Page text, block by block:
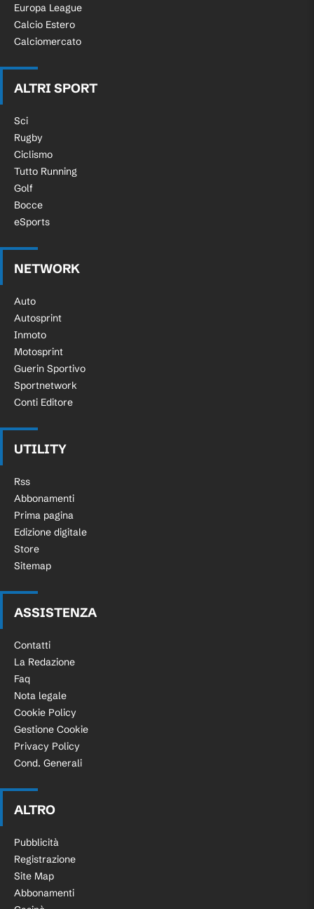
Europa League
Calcio Estero
Calciomercato
ALTRI SPORT
Sci
Rugby
Ciclismo
Tutto Running
Golf
Bocce
eSports
NETWORK
Auto
Autosprint
Inmoto
Motosprint
Guerin Sportivo
Sportnetwork
Conti Editore
UTILITY
Rss
Abbonamenti
Prima pagina
Edizione digitale
Store
Sitemap
ASSISTENZA
Contatti
La Redazione
Faq
Nota legale
Cookie Policy
Gestione Cookie
Privacy Policy
Cond. Generali
ALTRO
Pubblicità
Registrazione
Site Map
Abbonamenti